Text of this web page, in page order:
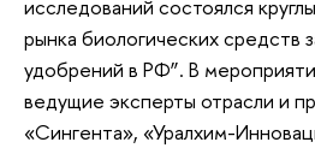
исследований состоялся
рынка биологических средств
удобрений в РФ”. В
ведущие эксперты отрасли и
«Сингента», «Уралхим-